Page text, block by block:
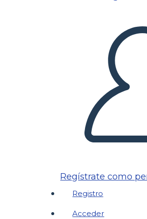
Regístrate como
Registro
Acceder